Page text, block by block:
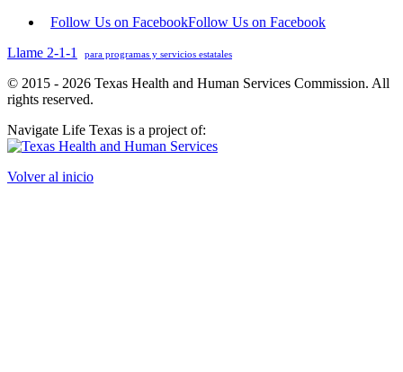
Follow Us on FacebookFollow Us on Facebook
Llame 2-1-1
para programas y servicios estatales
© 2015 - 2026 Texas Health and Human Services Commission. All
rights reserved.
Navigate Life Texas is a project of:
Volver al inicio